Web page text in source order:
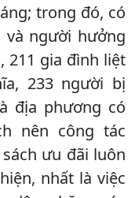
trong đó, có
và người hưởng
211 gia đình liệt
233 người bị
địa phương có
nên công tác
ưu đãi luôn
nhất là việc